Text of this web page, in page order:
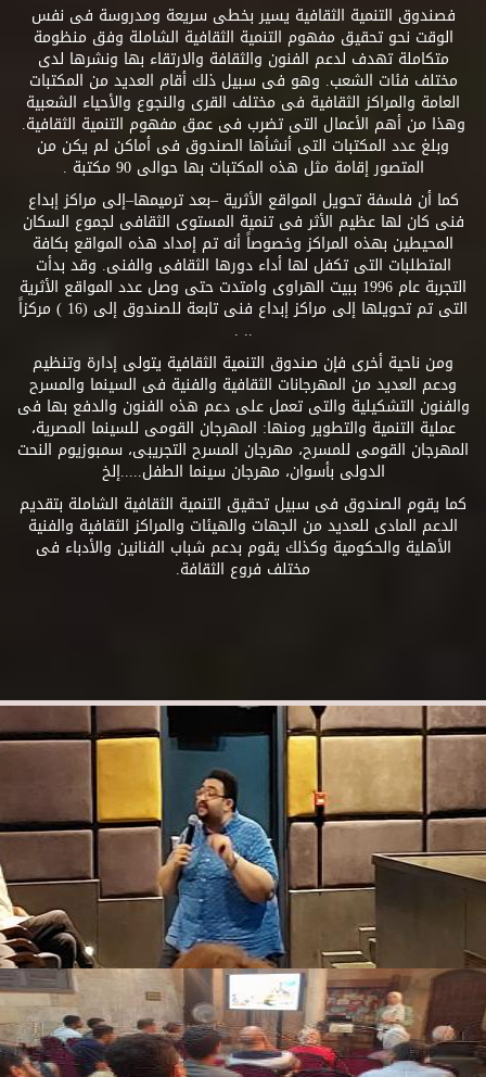
فصندوق التنمية الثقافية يسير بخطى سريعة ومدروسة فى نفس
الوقت نحو تحقيق مفهوم التنمية الثقافية الشاملة وفق منظومة
متكاملة تهدف لدعم الفنون والثقافة والارتقاء بها ونشرها لدى
مختلف فئات الشعب. وهو فى سبيل ذلك أقام العديد من المكتبات
العامة والمراكز الثقافية فى مختلف القرى والنجوع والأحياء الشعبية
وهذا من أهم الأعمال التى تضرب فى عمق مفهوم التنمية الثقافية.
وبلغ عدد المكتبات التى أنشأها الصندوق فى أماكن لم يكن من
المتصور إقامة مثل هذه المكتبات بها حوالى 90 مكتبة .
كما أن فلسفة تحويل المواقع الأثرية –بعد ترميمها–إلى مراكز إبداع
فنى كان لها عظيم الأثر فى تنمية المستوى الثقافى لجموع السكان
المحيطين بهذه المراكز وخصوصاً أنه تم إمداد هذه المواقع بكافة
المتطلبات التى تكفل لها أداء دورها الثقافى والفنى. وقد بدأت
التجربة عام 1996 ببيت الهراوى وامتدت حتى وصل عدد المواقع الأثرية
التى تم تحويلها إلى مراكز إبداع فنى تابعة للصندوق إلى (16 ) مركزاً
.. .
ومن ناحية أخرى فإن صندوق التنمية الثقافية يتولى إدارة وتنظيم
ودعم العديد من المهرجانات الثقافية والفنية فى السينما والمسرح
والفنون التشكيلية والتى تعمل على دعم هذه الفنون والدفع بها فى
عملية التنمية والتطوير ومنها: المهرجان القومى للسينما المصرية،
المهرجان القومى للمسرح، مهرجان المسرح التجريبى، سمبوزيوم النحت
الدولى بأسوان، مهرجان سينما الطفل.....إلخ
كما يقوم الصندوق فى سبيل تحقيق التنمية الثقافية الشاملة بتقديم
الدعم المادى للعديد من الجهات والهيئات والمراكز الثقافية والفنية
الأهلية والحكومية وكذلك يقوم بدعم شباب الفنانين والأدباء فى
مختلف فروع الثقافة.